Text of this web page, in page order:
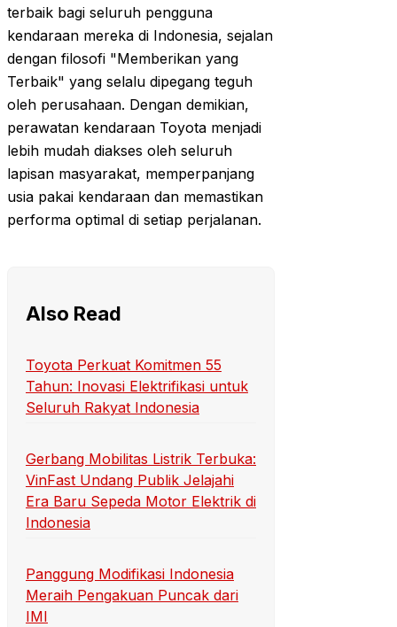
terbaik bagi seluruh pengguna
kendaraan mereka di Indonesia, sejalan
dengan filosofi "Memberikan yang
Terbaik" yang selalu dipegang teguh
oleh perusahaan. Dengan demikian,
perawatan kendaraan Toyota menjadi
lebih mudah diakses oleh seluruh
lapisan masyarakat, memperpanjang
usia pakai kendaraan dan memastikan
performa optimal di setiap perjalanan.
Also Read
Toyota Perkuat Komitmen 55
Tahun: Inovasi Elektrifikasi untuk
Seluruh Rakyat Indonesia
Gerbang Mobilitas Listrik Terbuka:
VinFast Undang Publik Jelajahi
Era Baru Sepeda Motor Elektrik di
Indonesia
Panggung Modifikasi Indonesia
Meraih Pengakuan Puncak dari
IMI